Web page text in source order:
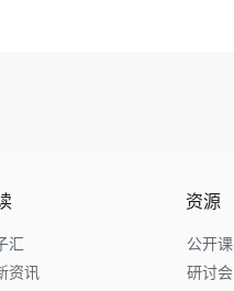
汇
资讯
资源
公开课
研讨会